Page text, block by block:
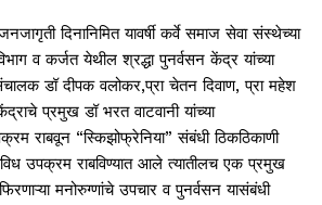
दिनानिमित यावर्षी कर्वे समाज सेवा संस्थेच्या
व कर्जत येथील श्रद्धा पुनर्वसन केंद्र यांच्या
डॉ दीपक वलोकर,प्रा चेतन दिवाण, प्रा महेश
प्रमुख डॉ भरत वाटवानी यांच्या
राबवून “स्किझोफ्रेनिया” संबंधी ठिकठिकाणी
उपक्रम राबविण्यात आले त्यातीलच एक प्रमुख
मनोरुग्णांचे उपचार व पुनर्वसन यासंबंधी